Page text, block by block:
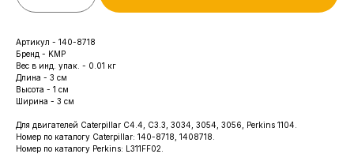
Артикул - 140-8718
Бренд - KMP
Вес в инд. упак. - 0.01 кг
Длина - 3 см
Высота - 1 см
Ширина - 3 см
Для двигателей Caterpillar С4.4, C3.3, 3034, 3054, 3056, Perkins 1104.
Номер по каталогу Caterpillar: 140-8718, 1408718.
Номер по каталогу Perkins: L311FF02.